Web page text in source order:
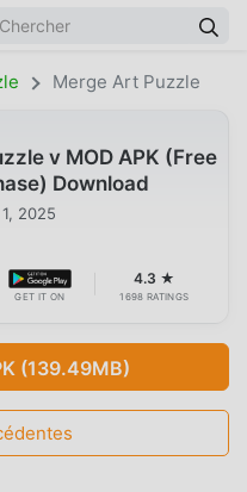
Merge Art Puzzle
v MOD APK (Free
Download
2025
GET IT ON
4.3 ★
1698 RATINGS
(139.49MB)